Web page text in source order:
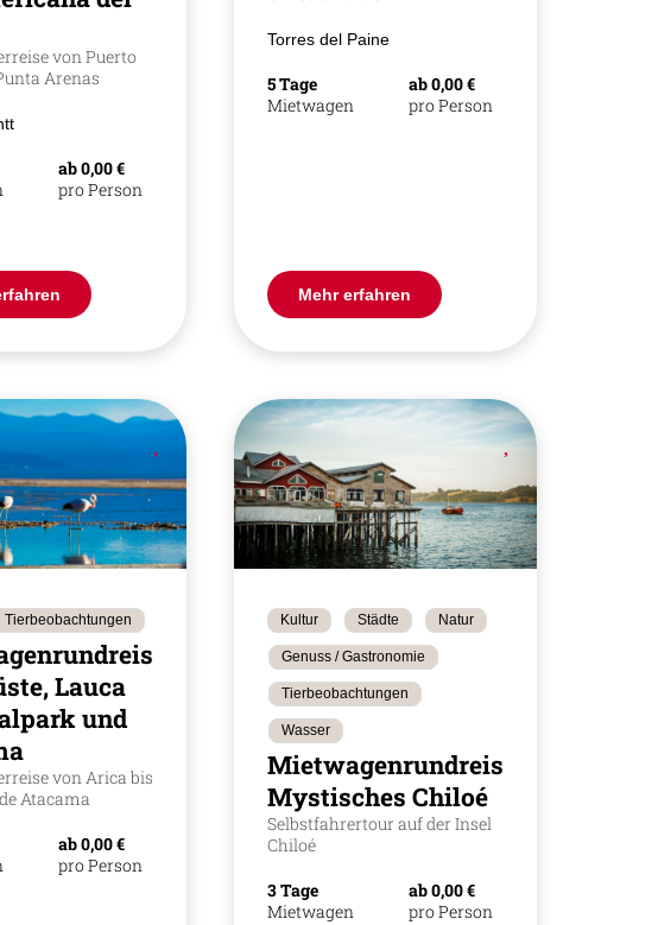
von Puerto
Arenas
ab 0,00 €
pro Person
Torres del Paine
5 Tage
Mietwagen
ab 0,00 €
pro Person
Mehr erfahren
Tierbeobachtungen
Lauca
und
von Arica bis
Atacama
ab 0,00 €
pro Person
Kultur Städte Natur
Genuss / Gastronomie
Tierbeobachtungen
Wasser
Mietwagenrundreise
Mystisches Chiloé
Selbstfahrertour auf der Insel
Chiloé
3 Tage
Mietwagen
ab 0,00 €
pro Person